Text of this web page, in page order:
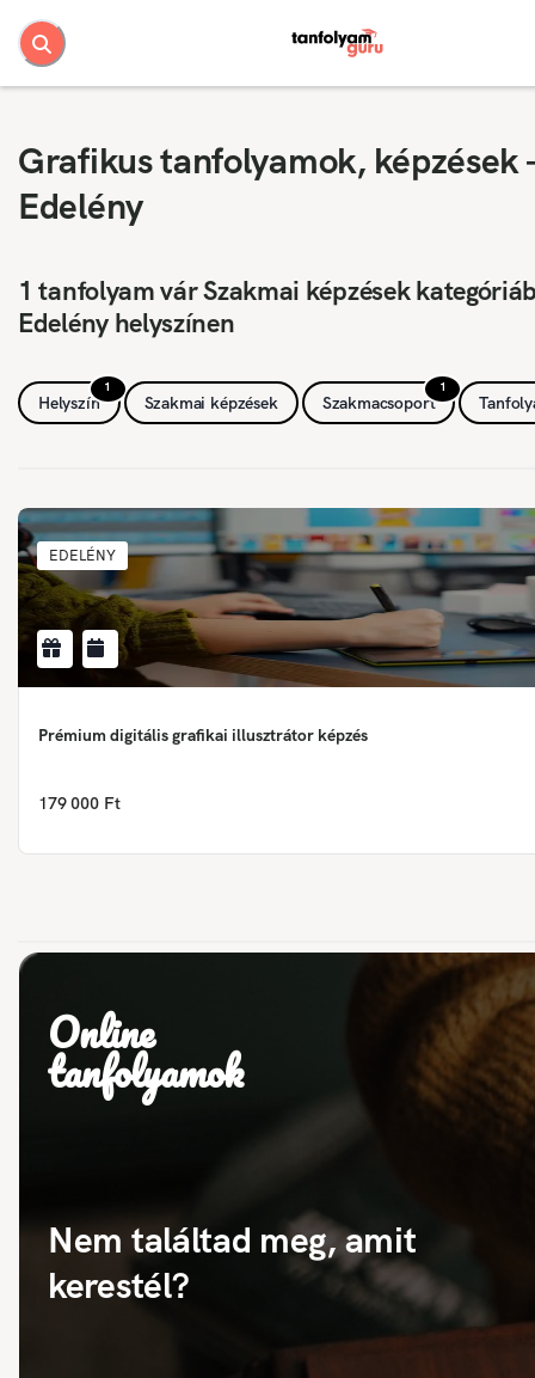
Grafikus tanfolyamok, képzések
Edelény
1 tanfolyam vár Szakmai képzések
Edelény helyszínen
1
Helyszín Szakmai képzések
1
Szakmacsoport
EDELÉNY
Prémium digitális grafikai illusztrátor képzés
179 000 Ft
Online
tanfolyamok
Nem találtad meg, amit
kerestél?